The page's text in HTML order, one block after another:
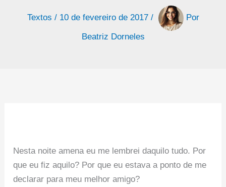
Textos / 10 de fevereiro de 2017 /
Por
Beatriz Dorneles
Nesta noite amena eu me lembrei daquilo tudo. Por
que eu fiz aquilo? Por que eu estava a ponto de me
declarar para meu melhor amigo?